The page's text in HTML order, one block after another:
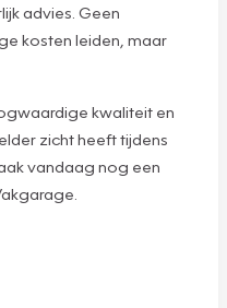
advies. Geen
kosten leiden, maar
kwaliteit en
zicht heeft tijdens
vandaag nog een